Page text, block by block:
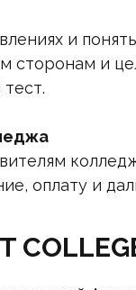
и
сторонам и
оплату и